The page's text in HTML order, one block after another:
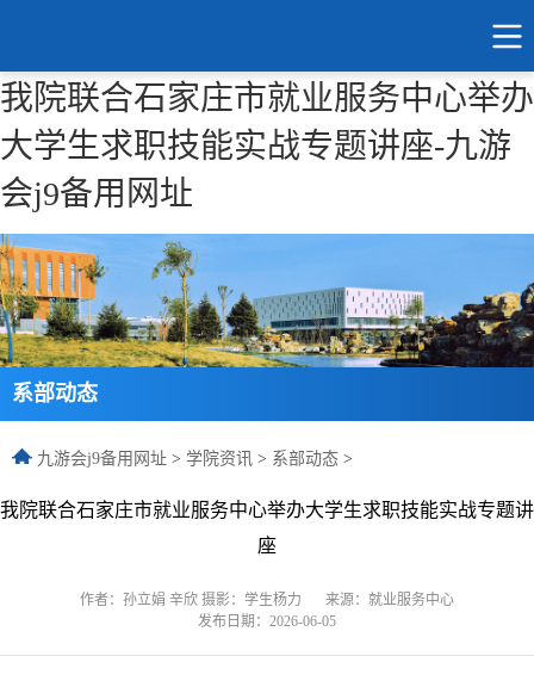
我院联合石家庄市就业服务中心举办
大学生求职技能实战专题讲座-九游
会j9备用网址
系部动态
九游会j9备用网址 > 学院资讯 > 系部动态 >
我院联合石家庄市就业服务中心举办大学生求职技能实战专题讲
座
作者：孙立娟 辛欣 摄影：学生杨力
来源：就业服务中心
发布日期：2026-06-05